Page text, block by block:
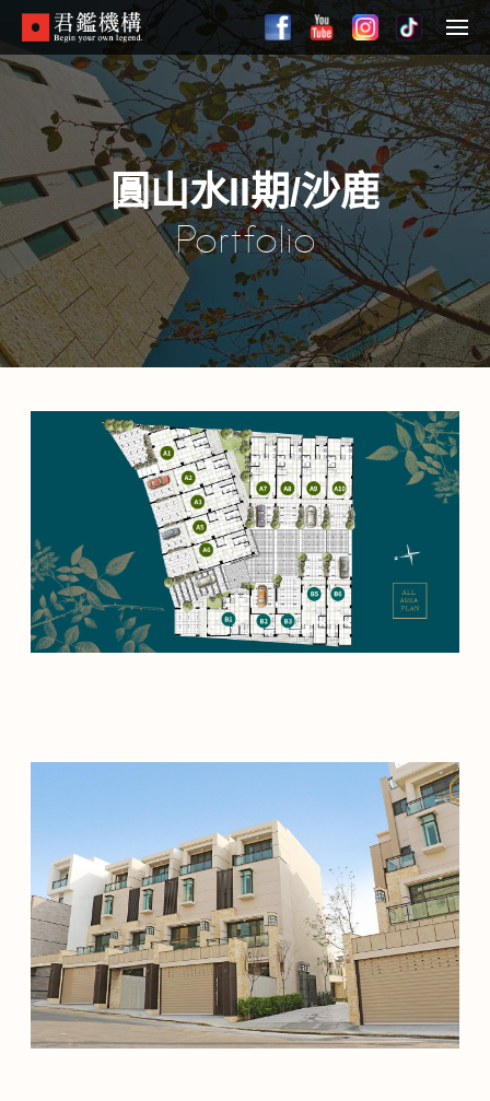
Skip
main
content
Menu
圓山水II期/沙鹿
Portfolio